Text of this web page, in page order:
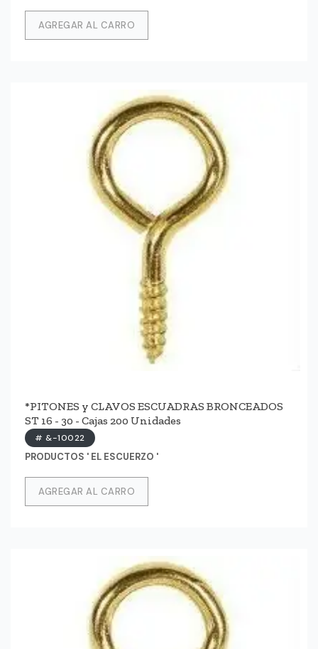
AGREGAR AL CARRO
*PITONES y CLAVOS ESCUADRAS BRONCEADOS
ST 16 - 30 - Cajas 200 Unidades
# &-10022
PRODUCTOS ' EL ESCUERZO '
AGREGAR AL CARRO